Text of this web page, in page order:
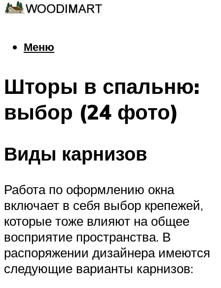
Меню
Меню
Шторы в спальню:
выбор (24 фото)
Виды карнизов
Работа по оформлению окна
включает в себя выбор крепежей,
которые тоже влияют на общее
восприятие пространства. В
распоряжении дизайнера имеются
следующие варианты карнизов: